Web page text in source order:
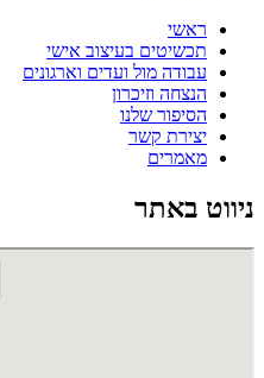
ראשי
תכשיטים בעיצוב אישי
עבודה מול ועדים וארגונים
הנצחה וזיכרון
הסיפור שלנו
יצירת קשר
מאמרים
ניווט באתר